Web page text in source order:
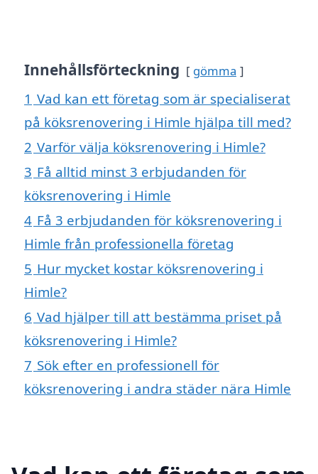
Innehållsförteckning gömma
1 Vad kan ett företag som är specialiserat
på köksrenovering i Himle hjälpa till med?
2 Varför välja köksrenovering i Himle?
3 Få alltid minst 3 erbjudanden för
köksrenovering i Himle
4 Få 3 erbjudanden för köksrenovering i
Himle från professionella företag
5 Hur mycket kostar köksrenovering i
Himle?
6 Vad hjälper till att bestämma priset på
köksrenovering i Himle?
7 Sök efter en professionell för
köksrenovering i andra städer nära Himle